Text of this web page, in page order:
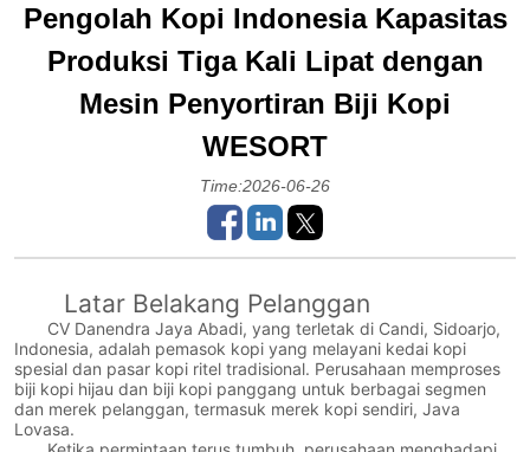
Pengolah Kopi Indonesia Kapasitas
Produksi Tiga Kali Lipat dengan
Mesin Penyortiran Biji Kopi
WESORT
Time:2026-06-26
Latar Belakang Pelanggan
CV Danendra Jaya Abadi, yang terletak di Candi, Sidoarjo,
Indonesia, adalah pemasok kopi yang melayani kedai kopi
spesial dan pasar kopi ritel tradisional. Perusahaan memproses
biji kopi hijau dan biji kopi panggang untuk berbagai segmen
dan merek pelanggan, termasuk merek kopi sendiri, Java
Lovasa.